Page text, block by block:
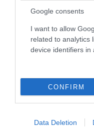
Google consents
I want to allow
related to analytics
device identifiers in
CONFIRM
Data Deletion
LAS BICICLETAS
EL REGALO